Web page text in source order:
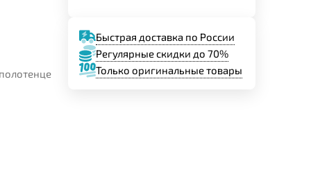
Быстрая доставка по России
Регулярные скидки до 70%
Только оригинальные товары